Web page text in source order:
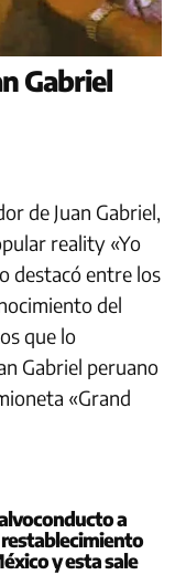
Gabriel
de Juan Gabriel,
reality «Yo
destacó entre los
del
que lo
Gabriel peruano
«Grand
a
restablecimiento
y esta sale